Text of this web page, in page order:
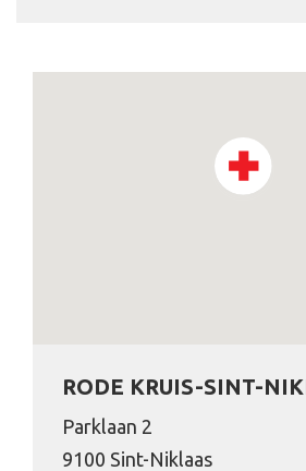
RODE KRUIS-SINT-
Parklaan 2
9100 Sint-Niklaas